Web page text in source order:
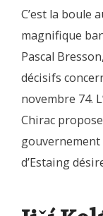
C’est la boule
magnifique
Pascal
décisifs
novembre 74.
Chirac
gouvernement
d’Estaing